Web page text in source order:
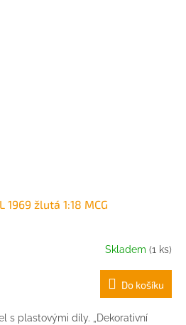
1969 žlutá 1:18 MCG
Skladem (1 ks)
Do košíku
s plastovými díly. „Dekorativní